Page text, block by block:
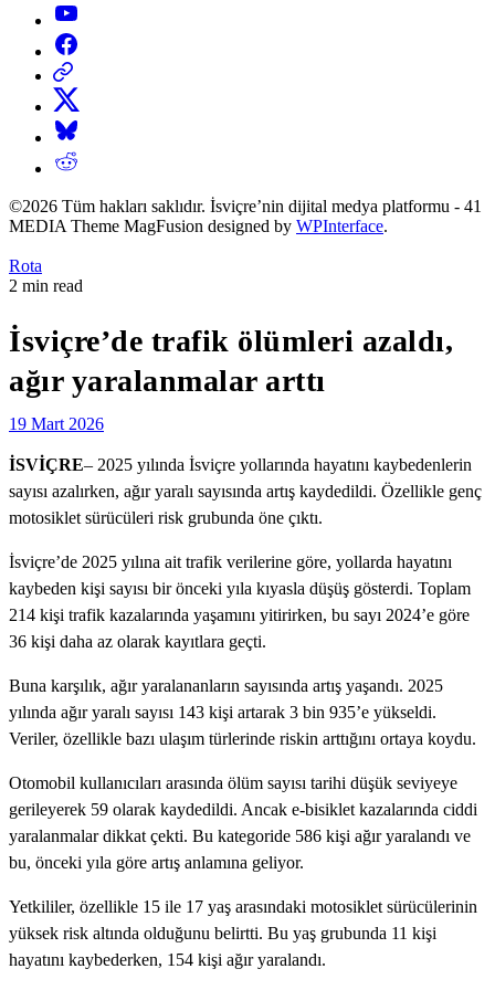
YouTube
Facebook
Threads
X
Bluesky
Reddit
©2026 Tüm hakları saklıdır. İsviçre’nin dijital medya platformu - 41
MEDIA Theme MagFusion designed by WPInterface.
Posted
in
Rota
Estimated
time
2 min read
İsviçre’de trafik ölümleri azaldı,
ağır yaralanmalar arttı
19 Mart 2026
İSVİÇRE– 2025 yılında İsviçre yollarında hayatını kaybedenlerin
sayısı azalırken, ağır yaralı sayısında artış kaydedildi. Özellikle genç
motosiklet sürücüleri risk grubunda öne çıktı.
İsviçre’de 2025 yılına ait trafik verilerine göre, yollarda hayatını
kaybeden kişi sayısı bir önceki yıla kıyasla düşüş gösterdi. Toplam
214 kişi trafik kazalarında yaşamını yitirirken, bu sayı 2024’e göre
36 kişi daha az olarak kayıtlara geçti.
Buna karşılık, ağır yaralananların sayısında artış yaşandı. 2025
yılında ağır yaralı sayısı 143 kişi artarak 3 bin 935’e yükseldi.
Veriler, özellikle bazı ulaşım türlerinde riskin arttığını ortaya koydu.
Otomobil kullanıcıları arasında ölüm sayısı tarihi düşük seviyeye
gerileyerek 59 olarak kaydedildi. Ancak e-bisiklet kazalarında ciddi
yaralanmalar dikkat çekti. Bu kategoride 586 kişi ağır yaralandı ve
bu, önceki yıla göre artış anlamına geliyor.
Yetkililer, özellikle 15 ile 17 yaş arasındaki motosiklet sürücülerinin
yüksek risk altında olduğunu belirtti. Bu yaş grubunda 11 kişi
hayatını kaybederken, 154 kişi ağır yaralandı.